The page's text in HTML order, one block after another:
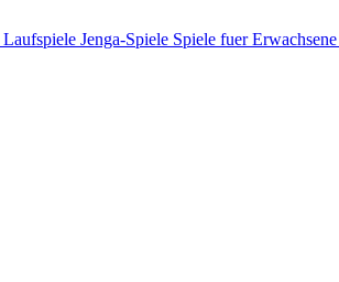
Laufspiele Jenga-Spiele Spiele fuer